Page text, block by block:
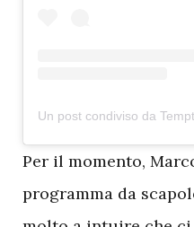
Per il momento,
programma da